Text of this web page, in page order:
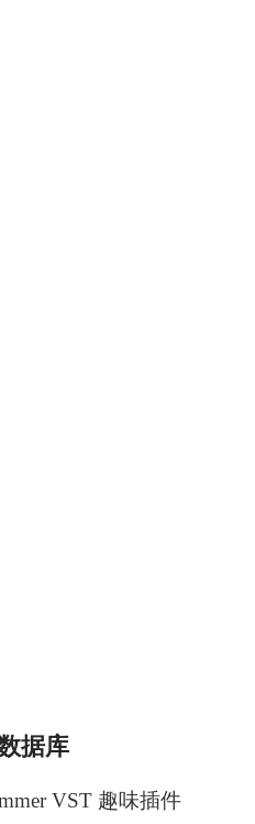
据库
VST 趣味插件